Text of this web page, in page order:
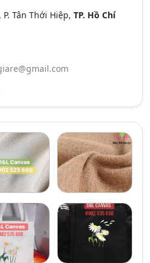
Tân Thới Hiệp, TP. Hồ Chí